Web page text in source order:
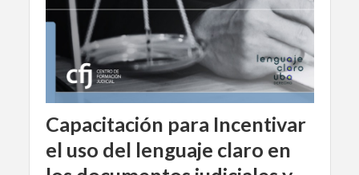
Capacitación para Incentivar
el uso del lenguaje claro en